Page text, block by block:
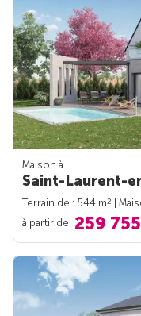
Maison à
Saint-Laurent-
Terrain de : 544 m2 |
à partir de 259